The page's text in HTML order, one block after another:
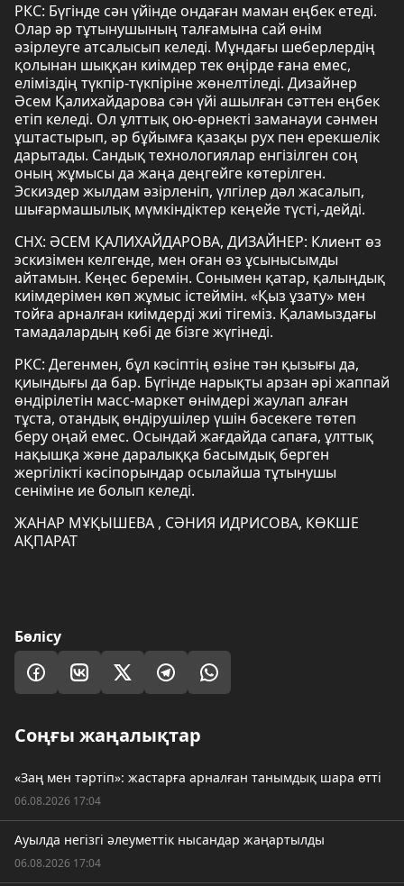
РКС: Бүгінде сән үйінде ондаған маман еңбек етеді.
Олар әр тұтынушының талғамына сай өнім
әзірлеуге атсалысып келеді. Мұндағы шеберлердің
қолынан шыққан киімдер тек өңірде ғана емес,
еліміздің түкпір-түкпіріне жөнелтіледі. Дизайнер
Әсем Қалихайдарова сән үйі ашылған сәттен еңбек
етіп келеді. Ол ұлттық ою-өрнекті заманауи сәнмен
ұштастырып, әр бұйымға қазақы рух пен ерекшелік
дарытады. Сандық технологиялар енгізілген соң
оның жұмысы да жаңа деңгейге көтерілген.
Эскиздер жылдам әзірленіп, үлгілер дәл жасалып,
шығармашылық мүмкіндіктер кеңейе түсті,-дейді.
СНХ: ӘСЕМ ҚАЛИХАЙДАРОВА, ДИЗАЙНЕР: Клиент өз
эскизімен келгенде, мен оған өз ұсынысымды
айтамын. Кеңес беремін. Сонымен қатар, қалыңдық
киімдерімен көп жұмыс істеймін. «Қыз ұзату» мен
тойға арналған киімдерді жиі тігеміз. Қаламыздағы
тамадалардың көбі де бізге жүгінеді.
РКС: Дегенмен, бұл кәсіптің өзіне тән қызығы да,
қиындығы да бар. Бүгінде нарықты арзан әрі жаппай
өндірілетін масс-маркет өнімдері жаулап алған
тұста, отандық өндірушілер үшін бәсекеге төтеп
беру оңай емес. Осындай жағдайда сапаға, ұлттық
нақышқа және даралыққа басымдық берген
жергілікті кәсіпорындар осылайша тұтынушы
сеніміне ие болып келеді.
ЖАНАР МҰҚЫШЕВА , СӘНИЯ ИДРИСОВА, КӨКШЕ
АҚПАРАТ
Бөлісу
Соңғы жаңалықтар
«Заң мен тәртіп»: жастарға арналған танымдық шара өтті
06.08.2026 17:04
Ауылда негізгі әлеуметтік нысандар жаңартылды
06.08.2026 17:04